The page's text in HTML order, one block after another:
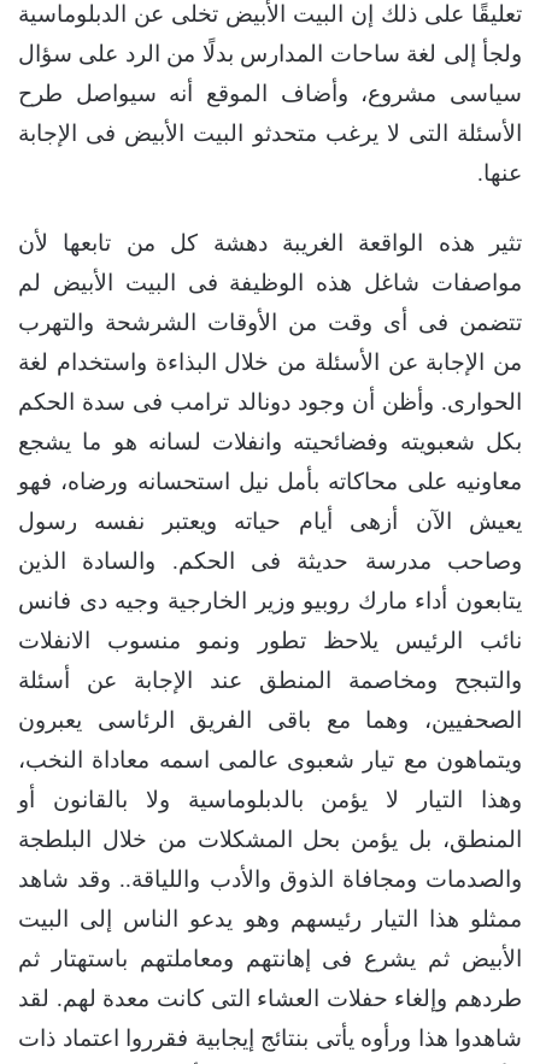
تعليقًا على ذلك إن البيت الأبيض تخلى عن الدبلوماسية
ولجأ إلى لغة ساحات المدارس بدلًا من الرد على سؤال
سياسى مشروع، وأضاف الموقع أنه سيواصل طرح
الأسئلة التى لا يرغب متحدثو البيت الأبيض فى الإجابة
عنها.
تثير هذه الواقعة الغريبة دهشة كل من تابعها لأن
مواصفات شاغل هذه الوظيفة فى البيت الأبيض لم
تتضمن فى أى وقت من الأوقات الشرشحة والتهرب
من الإجابة عن الأسئلة من خلال البذاءة واستخدام لغة
الحوارى. وأظن أن وجود دونالد ترامب فى سدة الحكم
بكل شعبويته وفضائحيته وانفلات لسانه هو ما يشجع
معاونيه على محاكاته بأمل نيل استحسانه ورضاه، فهو
يعيش الآن أزهى أيام حياته ويعتبر نفسه رسول
وصاحب مدرسة حديثة فى الحكم. والسادة الذين
يتابعون أداء مارك روبيو وزير الخارجية وجيه دى فانس
نائب الرئيس يلاحظ تطور ونمو منسوب الانفلات
والتبجح ومخاصمة المنطق عند الإجابة عن أسئلة
الصحفيين، وهما مع باقى الفريق الرئاسى يعبرون
ويتماهون مع تيار شعبوى عالمى اسمه معاداة النخب،
وهذا التيار لا يؤمن بالدبلوماسية ولا بالقانون أو
المنطق، بل يؤمن بحل المشكلات من خلال البلطجة
والصدمات ومجافاة الذوق والأدب واللياقة.. وقد شاهد
ممثلو هذا التيار رئيسهم وهو يدعو الناس إلى البيت
الأبيض ثم يشرع فى إهانتهم ومعاملتهم باستهتار ثم
طردهم وإلغاء حفلات العشاء التى كانت معدة لهم. لقد
شاهدوا هذا ورأوه يأتى بنتائج إيجابية فقرروا اعتماد ذات